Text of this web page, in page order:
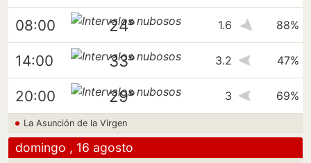
08:00 24° 1.6 88%
14:00 33° 3.2 47%
20:00 29° 3 69%
La Asunción de la Virgen
domingo , 16 agosto